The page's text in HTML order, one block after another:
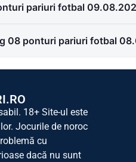
pariuri fotbal
08 ponturi pariuri fotbal
18+ Site-ul este
Jocurile de noroc
cu
dacă nu sunt